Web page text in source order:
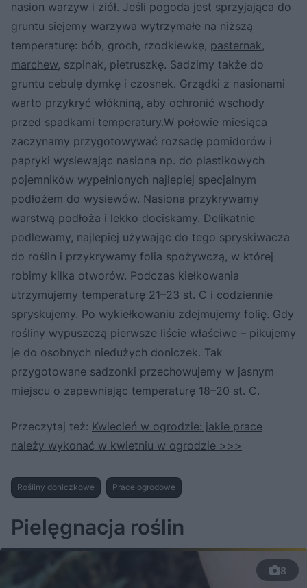
nasion warzyw i ziół. Jeśli pogoda jest sprzyjająca do
gruntu siejemy warzywa wytrzymałe na niższą
temperaturę: bób, groch, rzodkiewkę, pasternak,
marchew, szpinak, pietruszkę. Sadzimy także do
gruntu cebulę dymkę i czosnek. Grządki z nasionami
warto przykryć włókniną, aby ochronić wschody
przed spadkami temperatury.W połowie miesiąca
zaczynamy przygotowywać rozsadę pomidorów i
papryki wysiewając nasiona np. do plastikowych
pojemników wypełnionych najlepiej specjalnym
podłożem do wysiewów. Nasiona przykrywamy
warstwą podłoża i lekko dociskamy. Delikatnie
podlewamy, najlepiej używając do tego spryskiwacza
do roślin i przykrywamy folia spożywczą, w której
robimy kilka otworów. Podczas kiełkowania
utrzymujemy temperaturę 21–23 st. C i codziennie
spryskujemy. Po wykiełkowaniu zdejmujemy folię. Gdy
rośliny wypuszczą pierwsze liście właściwe – pikujemy
je do osobnych niedużych doniczek. Tak
przygotowane sadzonki przechowujemy w jasnym
miejscu o zapewniając temperaturę 18–20 st. C.
Przeczytaj też: Kwiecień w ogrodzie: jakie prace
należy wykonać w kwietniu w ogrodzie >>>
Rośliny doniczkowe Prace ogrodowe
Pielęgnacja roślin
8